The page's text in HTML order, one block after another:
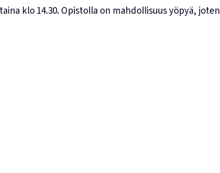
klo 14.30. Opistolla on mahdollisuus yöpyä, joten